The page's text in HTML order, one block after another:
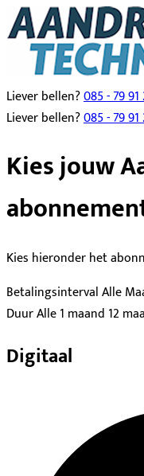
Liever bellen?085 - 79 91
Liever bellen?085 - 79 91
Kies jouw
Kies hieronder het
BetalingsintervalAlle
DuurAlle1 maand 12
Digitaal